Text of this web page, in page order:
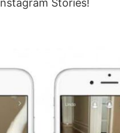
Stories!